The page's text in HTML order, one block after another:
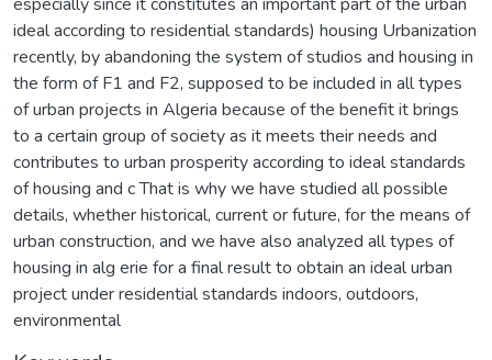
ideal according to residential standards) housing Urbanization
recently, by abandoning the system of studios and housing in
the form of F1 and F2, supposed to be included in all types
of urban projects in Algeria because of the benefit it brings
to a certain group of society as it meets their needs and
contributes to urban prosperity according to ideal standards
of housing and c That is why we have studied all possible
details, whether historical, current or future, for the means of
urban construction, and we have also analyzed all types of
housing in alg erie for a final result to obtain an ideal urban
project under residential standards indoors, outdoors,
environmental